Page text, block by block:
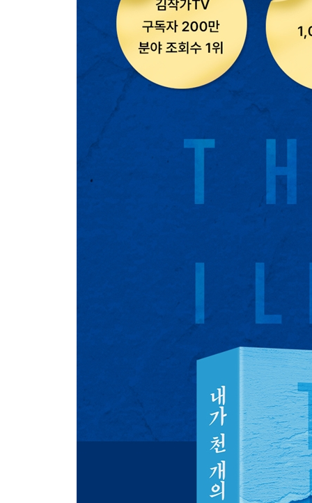
마지막 그 순간까지도
처음이라 알지 못했던 것
남아 있는 마지막 목소리
다시 들을 수 없는 잔소리
영원히 준비할 수 없는 일
듣기만 해도 눈물 나는 단어
4장. 인생이 내게 다시 기회를 준다면
이렇게 좋을 줄 몰랐으면서
시간은 부모와 자녀에게 역의 관계다
서로를 길들인다는 것의 의미